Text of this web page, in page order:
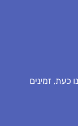
כעת, זמינים